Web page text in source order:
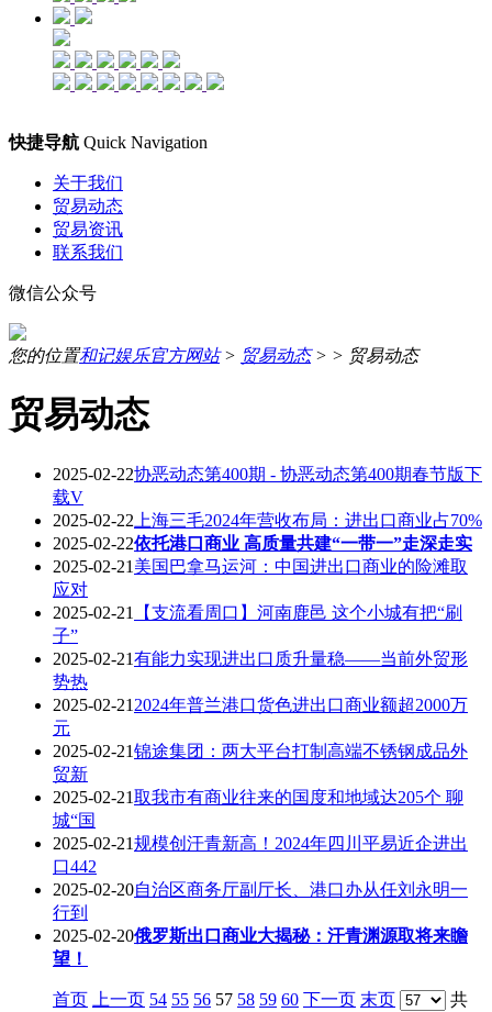
快捷导航 Quick Navigation
关于我们
贸易动态
贸易资讯
联系我们
微信公众号
您的位置和记娱乐官方网站> 贸易动态> > 贸易动态
贸易动态
2025-02-22协恶动态第400期 - 协恶动态第400期春节版下
载V
2025-02-22 上海三毛2024年营收布局：进出口商业占70%
2025-02-22依托港口商业 高质量共建“一带一”走深走实
2025-02-21 美国巴拿马运河：中国进出口商业的险滩取
应对
2025-02-21
【支流看周口】河南鹿邑 这个小城有把“刷
子”
2025-02-21有能力实现进出口质升量稳——当前外贸形
势热
2025-02-21 2024年普兰港口货色进出口商业额超2000万
元
2025-02-21锦途集团：两大平台打制高端不锈钢成品外
贸新
2025-02-21取我市有商业往来的国度和地域达205个 聊
城“国
2025-02-21规模创汗青新高！2024年四川平易近企进出
口442
2025-02-20自治区商务厅副厅长、港口办从任刘永明一
行到
2025-02-20俄罗斯出口商业大揭秘：汗青渊源取将来瞻
望！
首页 上一页 54 55 56 57 58 59 60 下一页 末页 共